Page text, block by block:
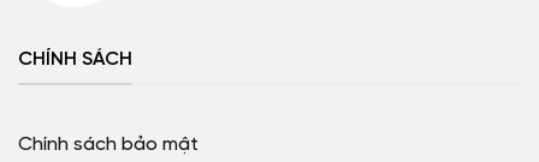
CHÍNH SÁCH
Chính sách bảo mật